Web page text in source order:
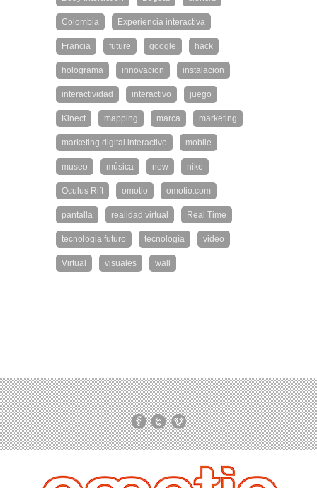
Colombia Experiencia interactiva
Francia future google hack
holograma innovacion instalacion
interactividad interactivo juego
Kinect mapping marca marketing
marketing digital interactivo mobile
museo música new nike
Oculus Rift omotio omotio.com
pantalla realidad virtual Real Time
tecnologia futuro tecnología video
Virtual visuales wall